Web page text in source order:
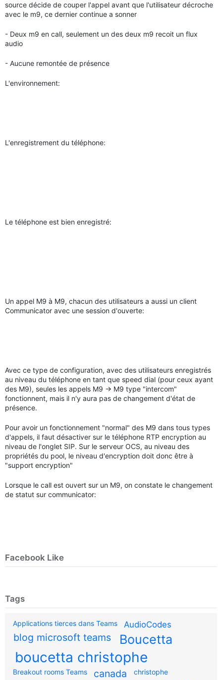
source décide de couper l'appel avant que l'utilisateur décroche
avec le m9, ce dernier continue a sonner
- Deux m9 en call, seulement un des deux m9 recoit un flux
audio
- Aucune remontée de présence
L'environnement:
L'enregistrement du téléphone:
Le téléphone est bien enregistré:
Un appel M9 à M9, chacun des utilisateurs a aussi un client
Communicator avec une session d'ouverte:
Avec ce type de configuration, avec des utilisateurs enregistrés
au niveau du téléphone en tant que speed dial (pour ceux ayant
des M9), seules les appels M9 -> M9 type "intercom"
fonctionnent, mais il n'y aura pas de changement d'état de
présence.
Pour avoir un fonctionnement "normal" des M9 dans tous types
d'appels, il faut désactiver sur le téléphone RTP encryption au
niveau de l'onglet SIP. Sur le serveur OCS, au niveau des
propriétés du pool, le niveau d'encryption doit donc être à
"support encryption"
Lorsque le call est ouvert sur un M9, on constate le changement
de statut sur communicator:
Facebook Like
Tags
Applications tierces dans Teams AudioCodes
blog microsoft teams Boucetta
boucetta christophe
Breakout rooms Teams canada
christophe